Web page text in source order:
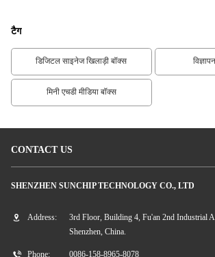
टैग
डिजिटल साइनेज खिलाड़ी बॉक्स
मिनी एचडी मीडिया बॉक्स
CONTACT US
SHENZHEN SUNCHIP TECHNOLOGY CO., LTD
Address:
3rd Floor, Building 4, Fu'an 2nd Industrial
Shenzhen, China.
Phone: 0086-158-8965-8078